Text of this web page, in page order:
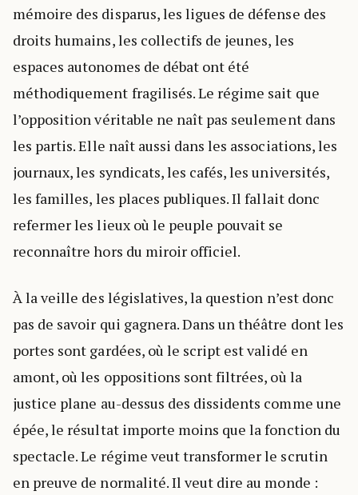
mémoire des disparus, les ligues de défense des
droits humains, les collectifs de jeunes, les
espaces autonomes de débat ont été
méthodiquement fragilisés. Le régime sait que
l’opposition véritable ne naît pas seulement dans
les partis. Elle naît aussi dans les associations, les
journaux, les syndicats, les cafés, les universités,
les familles, les places publiques. Il fallait donc
refermer les lieux où le peuple pouvait se
reconnaître hors du miroir officiel.
À la veille des législatives, la question n’est donc
pas de savoir qui gagnera. Dans un théâtre dont les
portes sont gardées, où le script est validé en
amont, où les oppositions sont filtrées, où la
justice plane au-dessus des dissidents comme une
épée, le résultat importe moins que la fonction du
spectacle. Le régime veut transformer le scrutin
en preuve de normalité. Il veut dire au monde :